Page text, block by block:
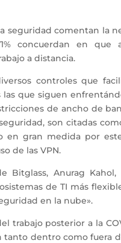
seguridad comentan la
concuerdan en que
a distancia.
controles que
que siguen
de ancho de
son citadas
en gran medida por
de las VPN.
Bitglass, Anurag
de TI más
en la nube».
trabajo posterior a la
tanto dentro como fuera